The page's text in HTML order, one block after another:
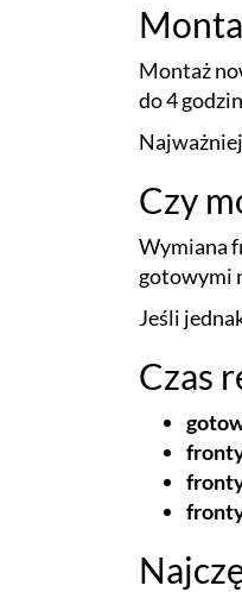
Montaż
do 4
Czy
Wymiana
gotowymi
Jeśli
Czas